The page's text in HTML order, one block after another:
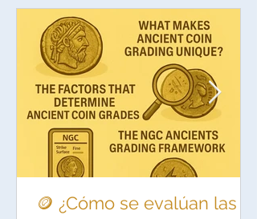
🪙 ¿Cómo se evalúan las